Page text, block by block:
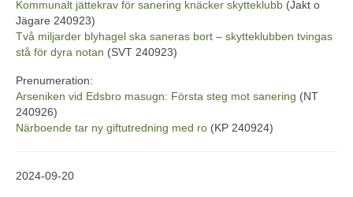
Kommunalt jättekrav för sanering knäcker skytteklubb (Jakt o
Jägare 240923)
Två miljarder blyhagel ska saneras bort – skytteklubben tvingas
stå för dyra notan (SVT 240923)
Prenumeration:
Arseniken vid Edsbro masugn: Första steg mot sanering (NT
240926)
Närboende tar ny giftutredning med ro (KP 240924)
2024-09-20